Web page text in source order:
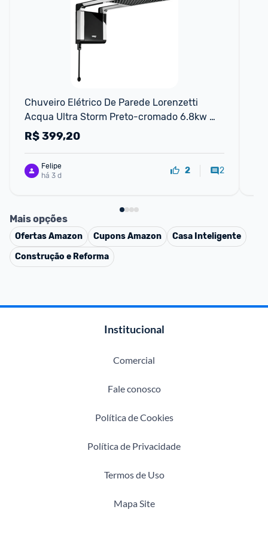
Chuveiro Elétrico De Parede Lorenzetti
Acqua Ultra Storm Preto-cromado 6.8kw
220v 6.8 Kw
R$399,20
Felipe
há 3 d
2 2
Mais opções
OfertasAmazon CuponsAmazon
Casa Inteligente
Construção e Reforma
Institucional
Comercial
Fale conosco
Política de Cookies
Política de Privacidade
Termos de Uso
Mapa Site